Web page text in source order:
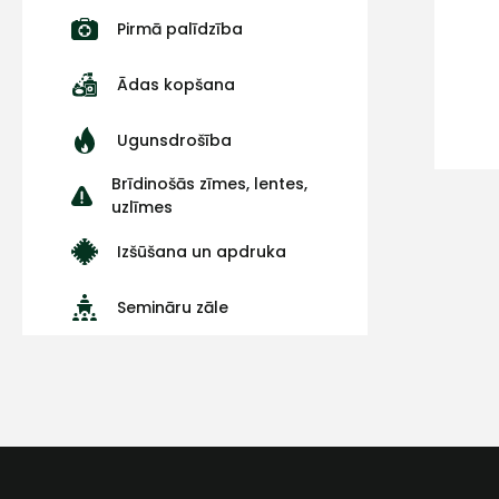
Pirmā palīdzība
Ādas kopšana
Ugunsdrošība
Brīdinošās zīmes, lentes,
uzlīmes
Izšūšana un apdruka
Semināru zāle